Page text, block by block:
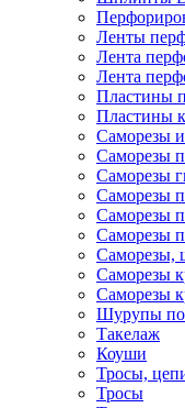
Ленты
Лента
Лента
Пластины
Пластины
Саморезы
Саморезы
Саморезы
Саморезы
Саморезы
Саморезы
Саморезы,
Саморезы
Саморезы
Шурупы по
Такелаж
Коуши
Тросы,
Тросы